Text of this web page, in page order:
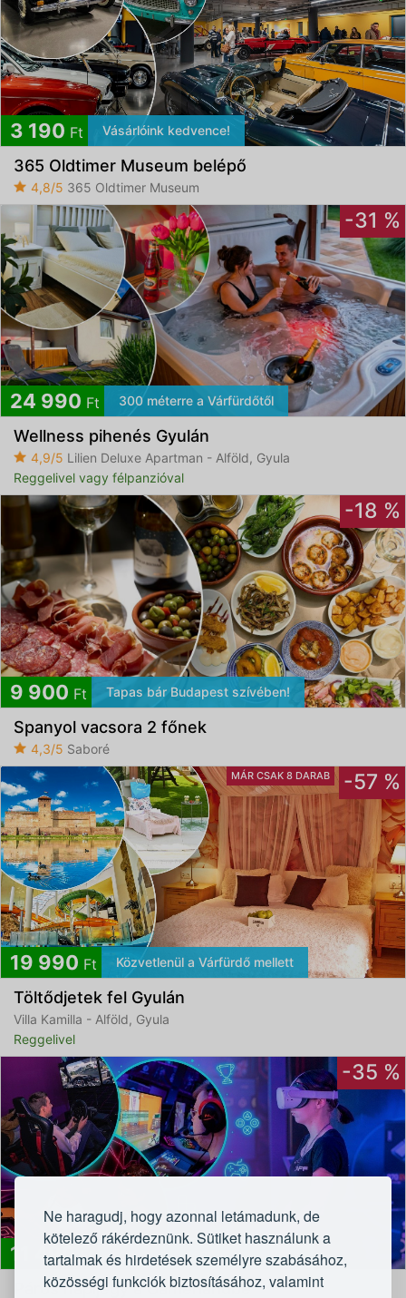
Ne haragudj, hogy azonnal letámadunk, de
kötelező rákérdeznünk. Sütiket használunk a
tartalmak és hirdetések személyre szabásához,
közösségi funkciók biztosításához, valamint
3 190 Ft Vásárlóink kedvence!
365 Oldtimer Museum belépő
4,8/5 365 Oldtimer Museum
-31 %
24 990 Ft 300 méterre a Várfürdőtől
Wellness pihenés Gyulán
4,9/5 Lilien Deluxe Apartman - Alföld, Gyula
Reggelivel vagy félpanzióval
-18 %
9 900 Ft Tapas bár Budapest szívében!
Spanyol vacsora 2 főnek
4,3/5 Saboré
MÁR CSAK 8 DARAB -57 %
19 990 Ft Közvetlenül a Várfürdő mellett
Töltődjetek fel Gyulán
Villa Kamilla - Alföld, Gyula
Reggelivel
-35 %
11 490Ft Egyedülálló géppark és látvány
Páros napijegy a Gamerlandbe